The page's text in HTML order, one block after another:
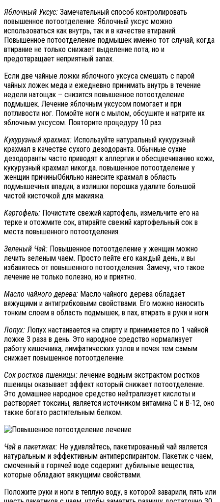
Яблочный Уксус: Замечательный способ контролировать
повышенное потоотделение. Яблочный уксус можно
использоваться как внутрь, так и в качестве втираний.
Повышенное потоотделение подмышек именно тот случай, когда
втирание не только снижает выделение пота, но и
предотвращает неприятный запах.
Если две чайные ложки яблочного уксуса смешать с парой
чайных ложек меда и ежедневно принимать внутрь в течение
недели натощак – снизится повышенное потоотделение
подмышек. Лечение яблочным уксусом помогает и при
потливости ног. Помойте ноги с мылом, обсушите и натрите их
яблочным уксусом. Повторите процедуру 10 раз.
Кукурузный крахмал: Используйте натуральный кукурузный
крахмал в качестве сухого дезодоранта. Обычные сухие
дезодоранты часто приводят к аллергии и обесцвечиванию кожи,
кукурузный крахмал никогда. повышенное потоотделение у
женщин причиныОбильно нанесите крахмал в область
подмышечных впадин, а излишки порошка удалите большой
чистой кисточкой для макияжа.
Картофель: Почистите свежий картофель, измельчите его на
терке и отожмите сок, втирайте свежий картофельный сок в
места повышенного потоотделения.
Зеленый Чай: Повышенное потоотделение у женщин можно
лечить зеленым чаем. Просто пейте его каждый день, и вы
избавитесь от повышенного потоотделения. Замечу, что такое
лечение не только полезно, но и приятно.
Масло чайного дерева: Масло чайного дерева обладает
вяжущими и антигрибковыми свойствами. Его можно наносить
тонким слоем в область подмышек, в пах, втирать в руки и ноги.
Лопух: Лопух настаивается на спирту и принимается по 1 чайной
ложке 3 раза в день. Это народное средство нормализует
работу кишечника, лимфатических узлов и почек тем самым
снижает повышенное потоотделение.
Сок ростков пшеницы: лечение водным экстрактом ростков
пшеницы оказывает эффект который снижает потоотделение.
Это домашнее народное средство нейтрализует кислоты и
растворяет токсины, является источником витамина C и B-12, оно
также богато растительным белком.
Чай в пакетиках: Не удивляйтесь, пакетированный чай является
натуральным и эффективным антиперспирантом. Пакетик с чаем,
смоченный в горячей воде содержит дубильные вещества,
которые обладают вяжущими свойствами.
Положите руки и ноги в теплую воду, в которой заварили, пять или